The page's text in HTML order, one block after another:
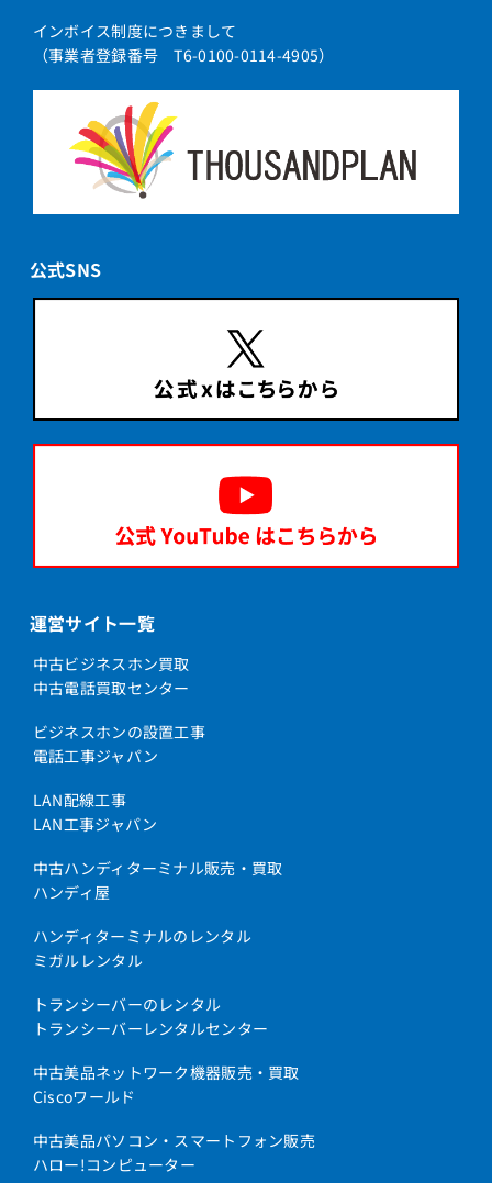
インボイス制度につきまして
（事業者登録番号 T6-0100-0114-4905）
公式SNS
運営サイト一覧
中古ビジネスホン買取
中古電話買取センター
ビジネスホンの設置工事
電話工事ジャパン
LAN配線工事
LAN工事ジャパン
中古ハンディターミナル販売・買取
ハンディ屋
ハンディターミナルのレンタル
ミガルレンタル
トランシーバーのレンタル
トランシーバーレンタルセンター
中古美品ネットワーク機器販売・買取
Ciscoワールド
中古美品パソコン・スマートフォン販売
ハロー!コンピューター